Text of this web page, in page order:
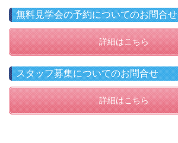
無料見学会の予約についてのお問合せ
詳細はこちら
スタッフ募集についてのお問合せ
詳細はこちら